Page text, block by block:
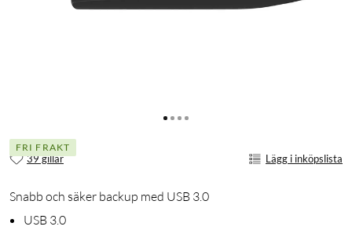
FRI FRAKT
39 gillar Lägg i inköpslista
Snabb och säker backup med USB 3.0
USB 3.0